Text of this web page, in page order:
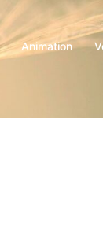
Animation